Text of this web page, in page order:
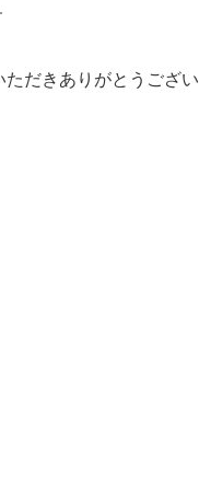
だきありがとうござい